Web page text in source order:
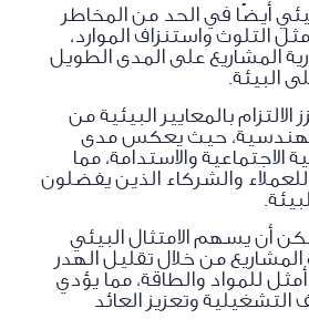
أيضًا في الحد من المخاطر
التلوث واستنزاف الموارد،
المشاريع على المدى الطويل
البيئة.
بالمعايير البيئية من
حيث يعكس مدى
الاجتماعية والاستدامة، مما
والشركاء الذين يفضلون
أن يسهم الامتثال البيئي
من خلال تقليل الهدر
للمواد والطاقة، مما يؤدي
التشغيلية وتعزيز العائد